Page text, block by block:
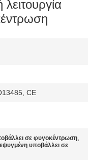
CE
σε φυγοκέντρωση,
υποβάλλει σε